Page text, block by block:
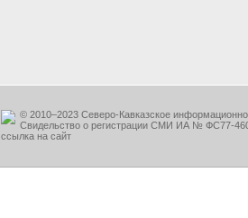
© 2010–2023 Северо-Кавказское
Свидельство о регистрации СМИ ИА № ФС77-
ссылка на сайт